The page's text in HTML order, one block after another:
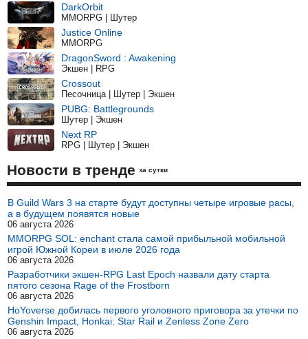
DarkOrbit
MMORPG | Шутер
Justice Online
MMORPG
DragonSword : Awakening
Экшен | RPG
Crossout
Песочница | Шутер | Экшен
PUBG: Battlegrounds
Шутер | Экшен
Next RP
RPG | Шутер | Экшен
Новости в тренде за сутки
В Guild Wars 3 на старте будут доступны четыре игровые расы,
а в будущем появятся новые
06 августа 2026
MMORPG SOL: enchant стала самой прибыльной мобильной
игрой Южной Кореи в июле 2026 года
06 августа 2026
Разработчики экшен-RPG Last Epoch назвали дату старта
пятого сезона Rage of the Frostborn
06 августа 2026
HoYoverse добилась первого уголовного приговора за утечки по
Genshin Impact, Honkai: Star Rail и Zenless Zone Zero
06 августа 2026